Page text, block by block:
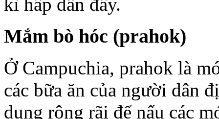
Mắm bò hóc (prahok)
Ở Campuchia, prahok là
các bữa ăn của người dân
dụng rộng rãi để nấu các